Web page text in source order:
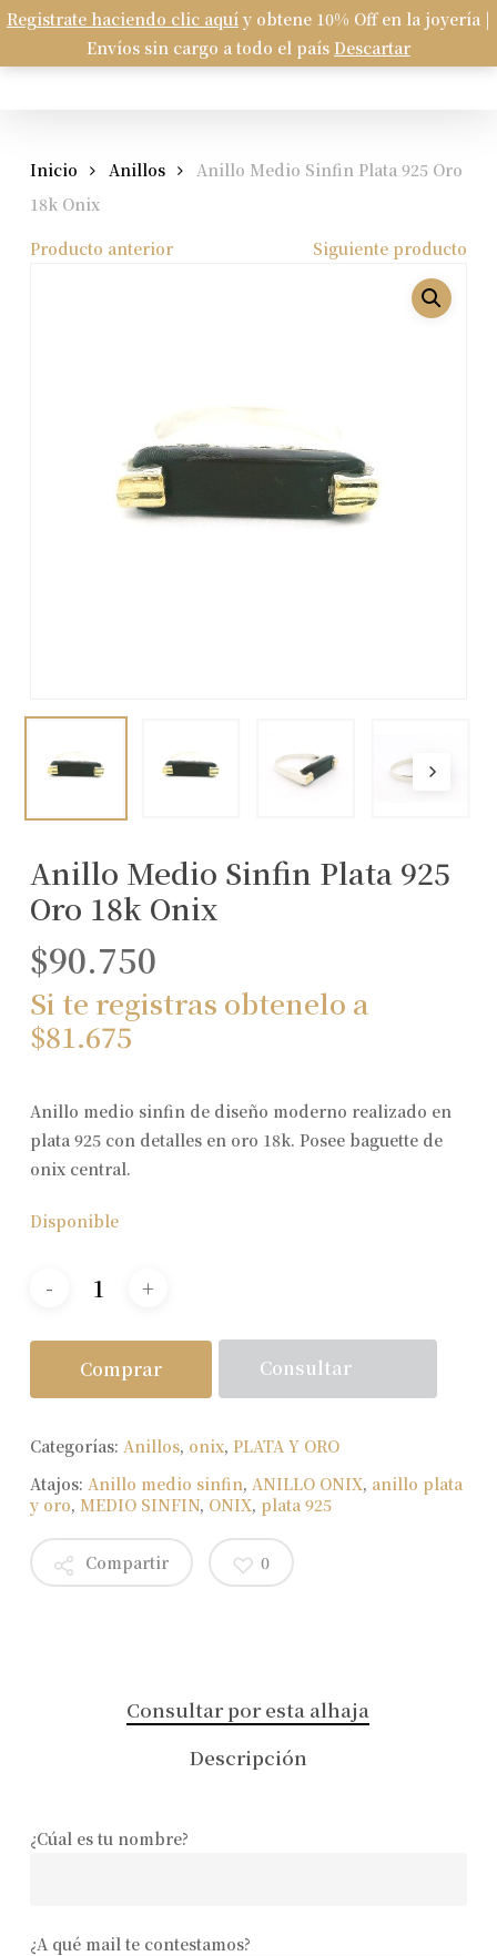
Registrate haciendo clic aquí y obtene 10% Off en la joyería |
Envíos sin cargo a todo el país Descartar
Skip
main
search
Carrito Cart
Inicio Anillos
Anillo Medio Sinfin Plata 925 Oro
18k Onix
Producto anterior
Siguiente producto
Anillo Medio Sinfin Plata 925
Oro 18k Onix
$90.750
Si te registras obtenelo a
$81.675
Anillo medio sinfin de diseño moderno realizado en
plata 925 con detalles en oro 18k. Posee baguette de
onix central.
Disponible
Comprar Consultar
Categorías: Anillos, onix, PLATA Y ORO
Atajos: Anillo medio sinfin, ANILLO ONIX, anillo plata
y oro, MEDIO SINFIN, ONIX, plata 925
Compartir 0
Consultar por esta alhaja
Descripción
¿Cúal es tu nombre?
¿A qué mail te contestamos?